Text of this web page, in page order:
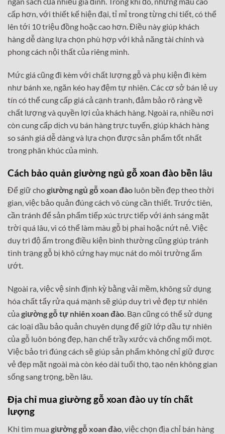
cấp hơn, với thiết kế hiện đại, tỉ mỉ trong từng chi tiết, có thể
lên tới 10 triệu đồng hoặc cao hơn. Điều này giúp khách
hàng dễ dàng lựa chọn phù hợp với khả năng tài chính và
phong cách nội thất của riêng mình.
Mức giá cũng đi kèm với chất lượng gỗ và phụ kiện đi kèm
như bánh xe, ngăn kéo hay đệm tự nhiên. Các cơ sở bán lẻ uy
tín có thể cung cấp giá cả cạnh tranh, đảm bảo rõ ràng về
chất lượng và quyền lợi của khách hàng. Ngoài ra, nhiều nơi
còn cung cấp dịch vụ bán hàng trực tuyến, giúp khách hàng
so sánh giá dễ dàng và lựa chọn được sản phẩm tốt nhất
trong phân khúc của mình.
Cách bảo quản giường ngủ gỗ xoan đào bền lâu
Để giữ chogiường ngủ gỗ xoan đào luôn bền đẹp theo thời
gian, việc bảo quản đúng cách vô cùng cần thiết. Trước tiên,
cần tránh để sản phẩm tiếp xúc trực tiếp với ánh sáng mặt
trời quá lâu, vì có thể làm màu gỗ bị phai hoặc nứt nẻ. Việc
duy trì độ ẩm trong điều kiện bình thường cũng giúp tránh
tình trạng gỗ bị khô cứng hay mục nát do môi trường ẩm
ướt.
Ngoài ra, việc vệ sinh định kỳ bằng vải mềm, không sử dụng
hóa chất tẩy rửa quá mạnh sẽ giúp duy trì vẻ đẹp tự nhiên
của giường gỗ tự nhiên xoan đào. Bạn cũng có thể sử dụng
các loại dầu bảo quản chuyên dụng để giữ lớp dầu tự nhiên
của gỗ luôn bóng đẹp, hạn chế trầy xước và chống mối mọt.
Việc bảo trì đúng cách sẽ giúp sản phẩm không chỉ giữ được
vẻ đẹp mặt ngoài mà còn kéo dài tuổi thọ, tạo nên không gian
sống sang trọng, bền lâu.
Địa chỉ mua giường gỗ xoan đào uy tín chất
lượng
Khi tìm mua giường gỗ xoan đào , việc chọn địa chỉ bán hàng